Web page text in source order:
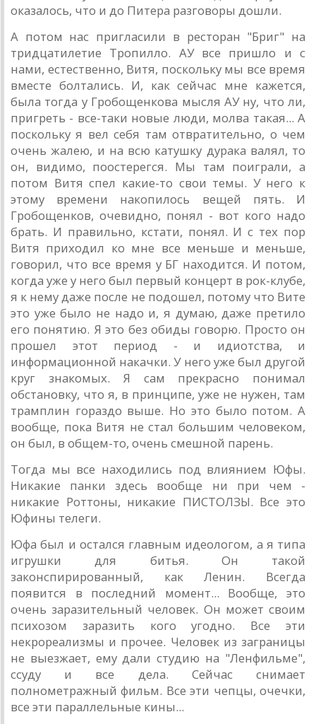
оказалось, что и до Питера разговоры дошли.
А потом нас пригласили в ресторан "Бриг" на
тридцатилетие Тропилло. АУ все пришло и с
нами, естественно, Витя, поскольку мы все время
вместе болтались. И, как сейчас мне кажется,
была тогда у Гробощенкова мысля АУ ну, что ли,
пригреть - все-таки новые люди, молва такая... А
поскольку я вел себя там отвратительно, о чем
очень жалею, и на всю катушку дурака валял, то
он, видимо, поостерегся. Мы там поиграли, а
потом Витя спел какие-то свои темы. У него к
этому времени накопилось вещей пять. И
Гробощенков, очевидно, понял - вот кого надо
брать. И правильно, кстати, понял. И с тех пор
Витя приходил ко мне все меньше и меньше,
говорил, что все время у БГ находится. И потом,
когда уже у него был первый концерт в рок-клубе,
я к нему даже после не подошел, потому что Вите
это уже было не надо и, я думаю, даже претило
его понятию. Я это без обиды говорю. Просто он
прошел этот период - и идиотства, и
информационной накачки. У него уже был другой
круг знакомых. Я сам прекрасно понимал
обстановку, что я, в принципе, уже не нужен, там
трамплин гораздо выше. Но это было потом. А
вообще, пока Витя не стал большим человеком,
он был, в общем-то, очень смешной парень.
Тогда мы все находились под влиянием Юфы.
Никакие панки здесь вообще ни при чем -
никакие Роттоны, никакие ПИСТОЛЗЫ. Все это
Юфины телеги.
Юфа был и остался главным идеологом, а я типа
игрушки для битья. Он такой
законспирированный, как Ленин. Всегда
появится в последний момент... Вообще, это
очень заразительный человек. Он может своим
психозом заразить кого угодно. Все эти
некрореализмы и прочее. Человек из заграницы
не выезжает, ему дали студию на "Ленфильме",
ссуду и все дела. Сейчас снимает
полнометражный фильм. Все эти чепцы, очечки,
все эти параллельные кины...